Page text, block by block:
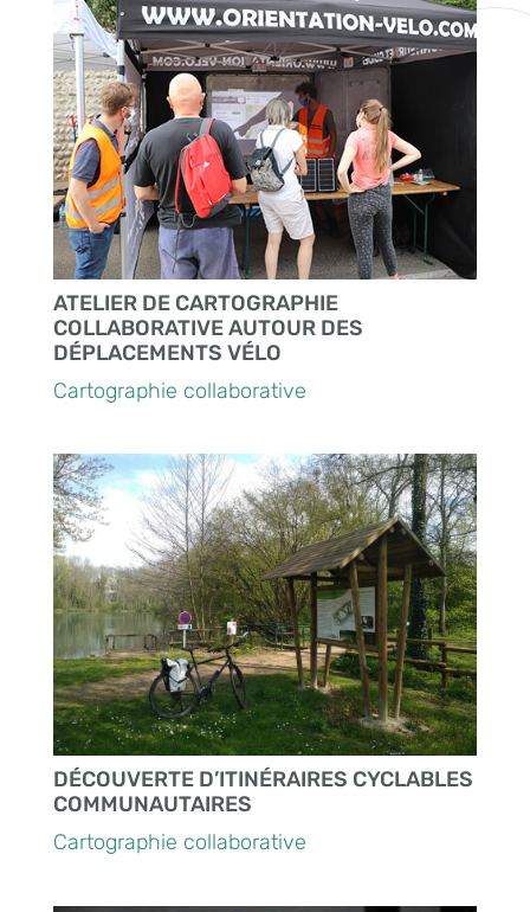
ATELIER DE CARTOGRAPHIE
COLLABORATIVE AUTOUR DES
DÉPLACEMENTS VÉLO
Cartographie collaborative
DÉCOUVERTE D’ITINÉRAIRES CYCLABLES
COMMUNAUTAIRES
Cartographie collaborative